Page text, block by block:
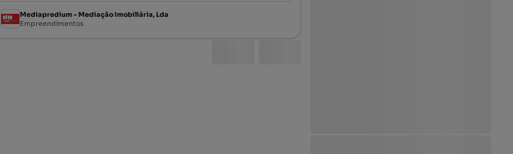
Mediapredium - Mediação Imobiliária, Lda
Empreendimentos